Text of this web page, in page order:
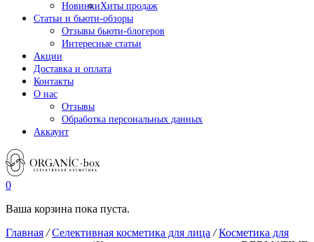
НовинкиХиты продаж
Статьи и бьюти-обзоры
Отзывы бьюти-блогеров
Интересные статьи
Акции
Доставка и оплата
Контакты
О нас
Отзывы
Обработка персональных данных
Аккаунт
0
Ваша корзина пока пуста.
Главная /Селективная косметика для лица /Косметика для